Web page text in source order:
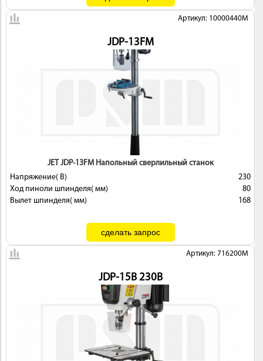
Артикул: 10000440M
JDP-13FM
JET JDP-13FM Напольный сверлильный станок
Напряжение( В)
230
Ход пиноли шпинделя( мм)
80
Вылет шпинделя( мм)
168
Артикул: 716200M
JDP-15B 230В